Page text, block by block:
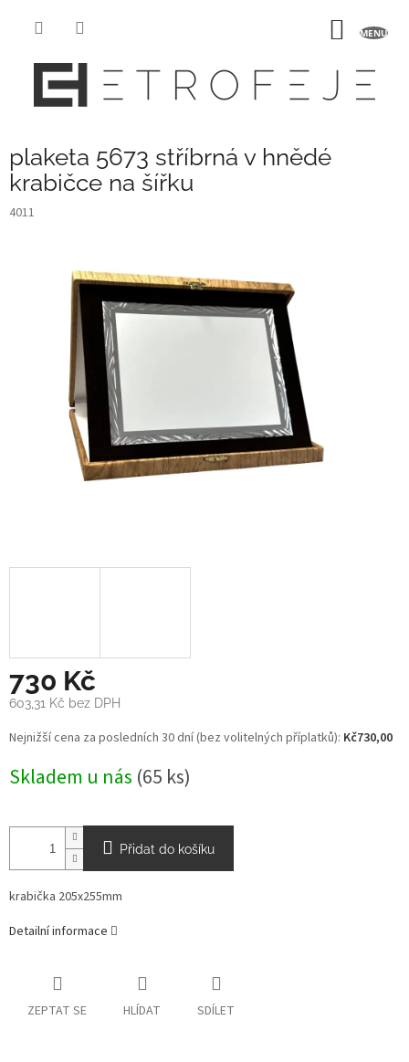
plaketa 5673 stříbrná v hnědé
krabičce na šířku
4011
730 Kč
603,31 Kč bez DPH
Měrná
cena:
Nejnižší cena za posledních 30 dní (bez volitelných příplatků): Kč730,00
Skladem u nás (65 ks)
Přidat do košíku
krabička 205x255mm
Detailní informace
ZEPTAT SE HLÍDAT SDÍLET